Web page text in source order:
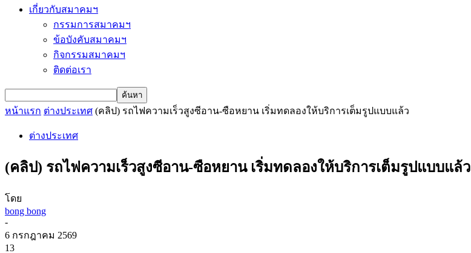
เกี่ยวกับสมาคมฯ
กรรมการสมาคมฯ
ข้อบังคับสมาคมฯ
กิจกรรมสมาคมฯ
ติดต่อเรา
หน้าแรก ต่างประเทศ (คลิป) รถไฟความเร็วสูงซีอาน-ซือหยาน เริ่มทดลองให้บริการเต็มรูปแบบแล้ว
ต่างประเทศ
(คลิป) รถไฟความเร็วสูงซีอาน-ซือหยาน เริ่มทดลองให้บริการเต็มรูปแบบแล้ว
โดย
bong bong
-
6 กรกฎาคม 2569
13